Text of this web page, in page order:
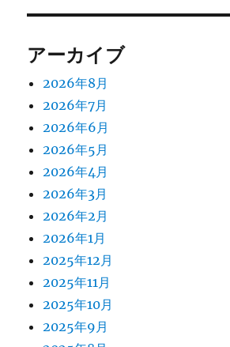
アーカイブ
2026年8月
2026年7月
2026年6月
2026年5月
2026年4月
2026年3月
2026年2月
2026年1月
2025年12月
2025年11月
2025年10月
2025年9月